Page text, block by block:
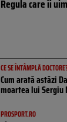
Regula care îi
CE SE ÎNTÂMPLĂ
Cum arată astăzi
moartea lui Sergiu
PROSPORT.RO